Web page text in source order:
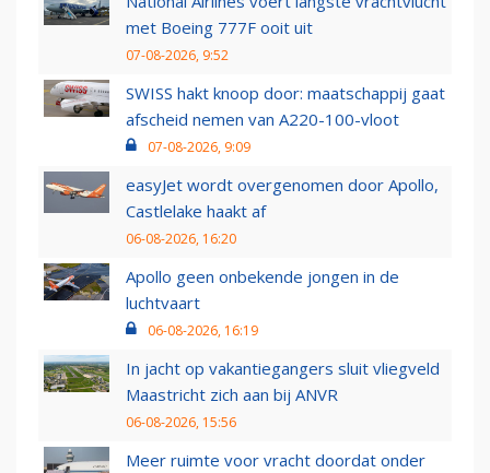
met Boeing 777F ooit uit
07-08-2026, 9:52
SWISS hakt knoop door: maatschappij gaat
afscheid nemen van A220-100-vloot
07-08-2026, 9:09
easyJet wordt overgenomen door Apollo,
Castlelake haakt af
06-08-2026, 16:20
Apollo geen onbekende jongen in de
luchtvaart
06-08-2026, 16:19
In jacht op vakantiegangers sluit vliegveld
Maastricht zich aan bij ANVR
06-08-2026, 15:56
Meer ruimte voor vracht doordat onder